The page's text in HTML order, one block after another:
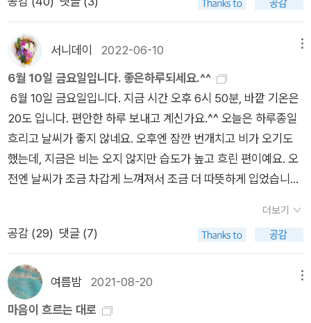
출 가능한 책에 내 차례를 찜해 두는 것이라고 간략히 알려주었
방문해서 대출해야 한다는 것도. 경험적으로 신간은 예약 대기자
가 몰리기 때문에 금방 빌리지 못할 수도 있지만, 아니면 예약하
고 바로 빌릴 수 있다고 하니까, 어떻게 아는지 다시 물었다. 대출
중인 도서에 예약자수가 표시되어 있는 앱 화면을 다시 보여 주었
영. 처음 들어보는 이름이야. 존스홉킨스 대학 병원 의사여서 유
명해진 것 같은데 대구 카톨릭대학교 병원에서 탈락한 후에 미국
에 가서 역경을 이겨낸 스토리를 책으로 썼다고 하더라. 평소 kb
s 인간극장을 좋아하는 아내가 분명 좋아할 만한 읽을거리를 찾
아낸 것 같다. 대출 가능한 구립 도서관 9 곳 중에서 8 곳에 이미
곳은 예약이 되지 않았다. 예약 버튼이 연한 색으로 변해서 눌러
지지 않았다. 이 책 인기가 많아! 오늘 빌리지 못하면 빨라도 한달
쯤 후에야 차례가 올 것 같다고 말하면서 내가 당장 가서 대출해
서니데이 2022-06-10
6월 10일 금요일입니다. 좋은하루되세요.^^
6월 10일 금요일입니다. 지금 시간 오후 6시 50분, 바깥 기온은
20도 입니다. 편안한 하루 보내고 계신가요.^^ 오늘은 하루종일
흐리고 날씨가 좋지 않네요. 오후엔 잠깐 번개치고 비가 오기도
했는데, 지금은 비는 오지 않지만 습도가 높고 흐린 편이예요. 오
전엔 날씨가 조금 차갑게 느껴져서 조금 더 따뜻하게 입었습니다.
생각해서 가볍게 입는 것도 좋지 않은 날이 있어요. 어제는 오늘
비가 올 거라고는 생각을 못했어요. 구름이 지나가서 날씨가 좋았
박이 내릴 수는 있지만, 오늘 비 소식은 없었던 것 같은데, 오전부
터 흐린 날이었어요. 점심을 먹고 조금 지나서 잠깐 바깥을 보는
데, 번쩍번쩍하는 것을 보고 깜짝 놀랐습니다. 번개 치는 걸 처음
더보기
공감 (29) 댓글 (7)
여름밤 2021-08-20
마음이 흐르는 대로